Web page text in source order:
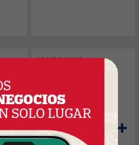
Mié28/04/2010